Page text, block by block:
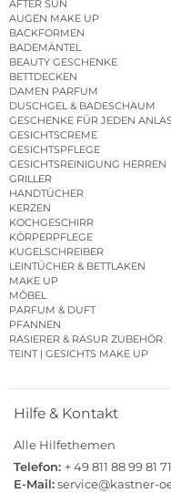
AFTER SUN
AUGEN MAKE UP
BACKFORMEN
BADEMÄNTEL
BEAUTY GESCHENKE
BETTDECKEN
DAMEN PARFUM
DUSCHGEL & BADESCHAUM
GESCHENKE FÜR JEDEN
GESICHTSCREME
GESICHTSPFLEGE
GESICHTSREINIGUNG HERREN
GRILLER
HANDTÜCHER
KERZEN
KOCHGESCHIRR
KÖRPERPFLEGE
KUGELSCHREIBER
LEINTÜCHER & BETTLAKEN
MAKE UP
MÖBEL
PARFUM & DUFT
PFANNEN
RASIERER & RASUR ZUBEHÖR
TEINT | GESICHTS MAKE UP
Hilfe & Kontakt
Alle Hilfethemen
Telefon: + 49 811 88 99 81 71
E-Mail:service@kastner-